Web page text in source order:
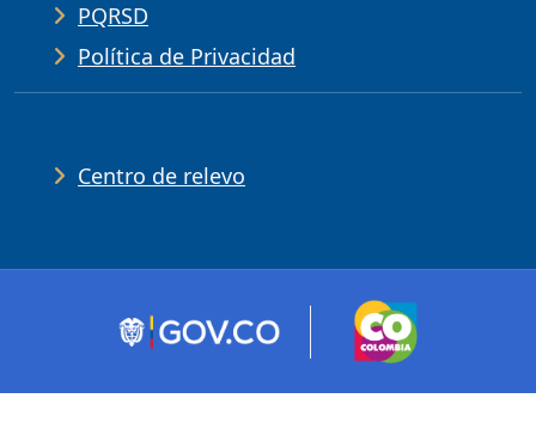
PQRSD
Política de Privacidad
Centro de relevo